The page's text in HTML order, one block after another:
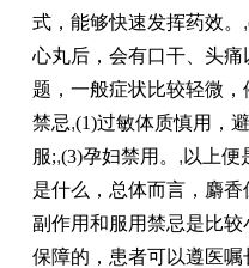
式，能够快速发挥药效。 ,
心丸后，会有口干、头
题，一般症状比较轻微，
禁忌,(1)过敏体质慎用，
服;,(3)孕妇禁用。 , 以上便
是什么，总体而言，麝
副作用和服用禁忌是比
保障的，患者可以遵医嘱